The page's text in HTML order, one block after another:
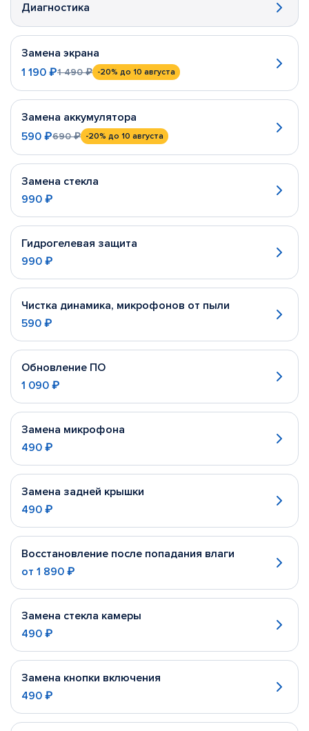
Диагностика
Замена экрана
1 190 ₽1 490 ₽ -20% до 10 августа
Замена аккумулятора
590 ₽690 ₽ -20% до 10 августа
Замена стекла
990 ₽
Гидрогелевая защита
990 ₽
Чистка динамика, микрофонов от пыли
590 ₽
Обновление ПО
1 090 ₽
Замена микрофона
490 ₽
Замена задней крышки
490 ₽
Восстановление после попадания влаги
от 1 890 ₽
Замена стекла камеры
490 ₽
Замена кнопки включения
490 ₽